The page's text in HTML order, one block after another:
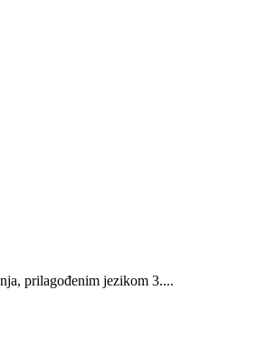
prilagođenim jezikom 3....